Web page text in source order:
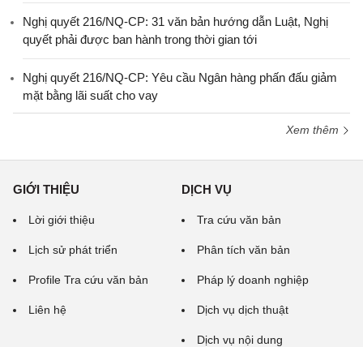
Nghị quyết 216/NQ-CP: 31 văn bản hướng dẫn Luật, Nghị
quyết phải được ban hành trong thời gian tới
Nghị quyết 216/NQ-CP: Yêu cầu Ngân hàng phấn đấu giảm
mặt bằng lãi suất cho vay
Xem thêm
GIỚI THIỆU
Lời giới thiệu
Lịch sử phát triển
Profile Tra cứu văn bản
Liên hệ
DỊCH VỤ
Tra cứu văn bản
Phân tích văn bản
Pháp lý doanh nghiệp
Dịch vụ dịch thuật
Dịch vụ nội dung